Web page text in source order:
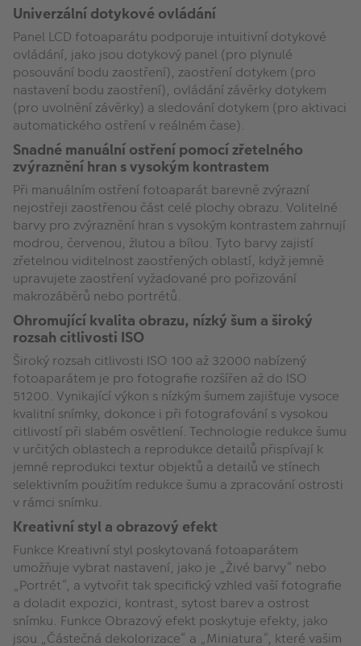
Univerzální dotykové ovládání
Panel LCD fotoaparátu podporuje intuitivní dotykové
ovládání, jako jsou dotykový panel (pro plynulé
posouvání bodu zaostření), zaostření dotykem (pro
nastavení bodu zaostření), ovládání závěrky dotykem
(pro uvolnění závěrky) a sledování dotykem (pro aktivaci
automatického ostření v reálném čase).
Snadné manuální ostření pomocí zřetelného
zvýraznění hran s vysokým kontrastem
Při manuálním ostření fotoaparát barevně zvýrazní
nejostřeji zaostřenou část celé plochy obrazu. Volitelné
barvy pro zvýraznění hran s vysokým kontrastem zahrnují
modrou, červenou, žlutou a bílou. Tyto barvy zajistí
zřetelnou viditelnost zaostřených oblastí, když jemně
upravujete zaostření vyžadované pro pořizování
makrozáběrů nebo portrétů.
Ohromující kvalita obrazu, nízký šum a široký
rozsah citlivosti ISO
Široký rozsah citlivosti ISO 100 až 32000 nabízený
fotoaparátem je pro fotografie rozšířen až do ISO
51200. Vynikající výkon s nízkým šumem zajišťuje vysoce
kvalitní snímky, dokonce i při fotografování s vysokou
citlivostí při slabém osvětlení. Technologie redukce šumu
v určitých oblastech a reprodukce detailů přispívají k
jemné reprodukci textur objektů a detailů ve stínech
selektivním použitím redukce šumu a zpracování ostrosti
v rámci snímku.
Kreativní styl a obrazový efekt
Funkce Kreativní styl poskytovaná fotoaparátem
umožňuje vybrat nastavení, jako je „Živé barvy“ nebo
„Portrét“, a vytvořit tak specifický vzhled vaší fotografie
a doladit expozici, kontrast, sytost barev a ostrost
snímku. Funkce Obrazový efekt poskytuje efekty, jako
jsou „Částečná dekolorizace“ a „Miniatura“, které vašim